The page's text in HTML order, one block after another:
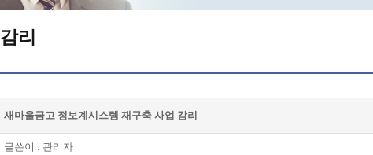
감리
새마을금고 정보계시스템 재구축 사업 감리
글쓴이 : 관리자